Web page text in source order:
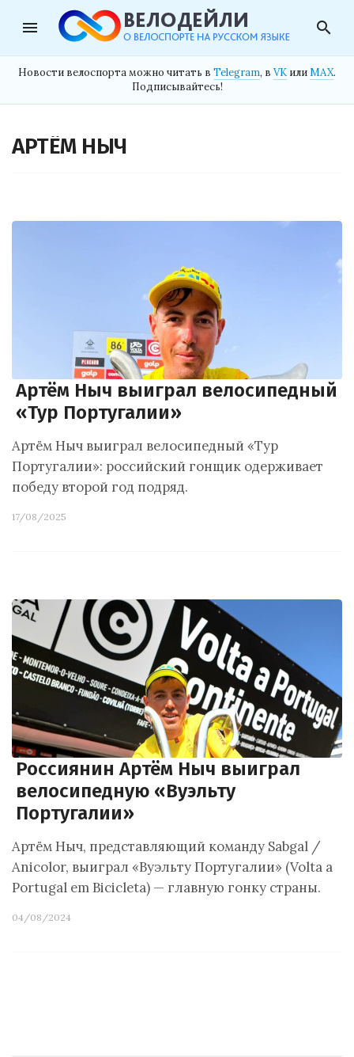
menu search
Новости велоспорта можно читать в Telegram, в VK илиMAX.
Подписывайтесь!
АРТЁМ НЫЧ
Артём Ныч выиграл велосипедный
«Тур Португалии»
Артём Ныч выиграл велосипедный «Тур
Португалии»: российский гонщик одерживает
победу второй год подряд.
17/08/2025
Россиянин Артём Ныч выиграл
велосипедную «Вуэльту
Португалии»
Артём Ныч, представляющий команду Sabgal /
Anicolor, выиграл «Вуэльту Португалии» (Volta a
Portugal em Bicicleta) — главную гонку страны.
04/08/2024